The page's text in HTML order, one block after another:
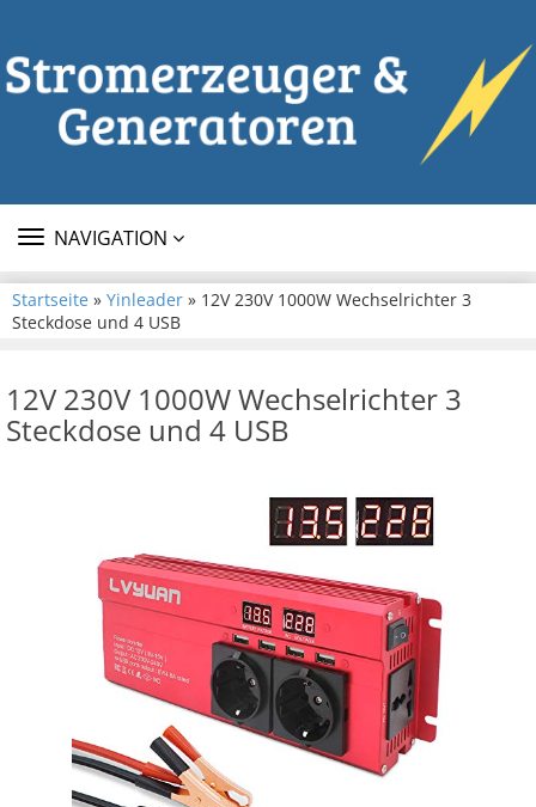
TOGGLE
NAVIGATION
Startseite » Yinleader » 12V 230V 1000W Wechselrichter 3
Steckdose und 4 USB
12V 230V 1000W Wechselrichter 3
Steckdose und 4 USB